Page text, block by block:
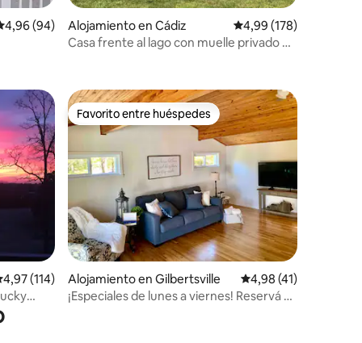
promedio: 4,96 de 5. 94 evaluaciones
4,96 (94)
Alojamiento en Cádiz Calificación promedio:
4,99 (178)
Casa frente al lago con muelle privado de
destacados
promedio: 4,97 de 5. 114 evaluaciones
4,97 (114)
Favorito entre huéspedes
Favorito entre huéspedes
Alojamiento en Gilbertsville Calificación
4,98 (41)
¡Especiales de lunes a viernes! Reservá 3